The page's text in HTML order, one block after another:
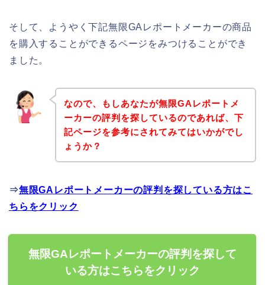
そして、ようやく下記無限GAレポートメーカーの商品
を購入することができるページをみつけることができ
ました。
なので、もしあなたが無限GAレポートメ
ーカーの評判を探しているのであれば、下
記ページを参考にされてみてはいかがでし
ょうか？
⇒無限GAレポートメーカーの評判を探している方はこ
ちらをクリック
無限GAレポートメーカーの評判を探して
いる方はこちらをクリック